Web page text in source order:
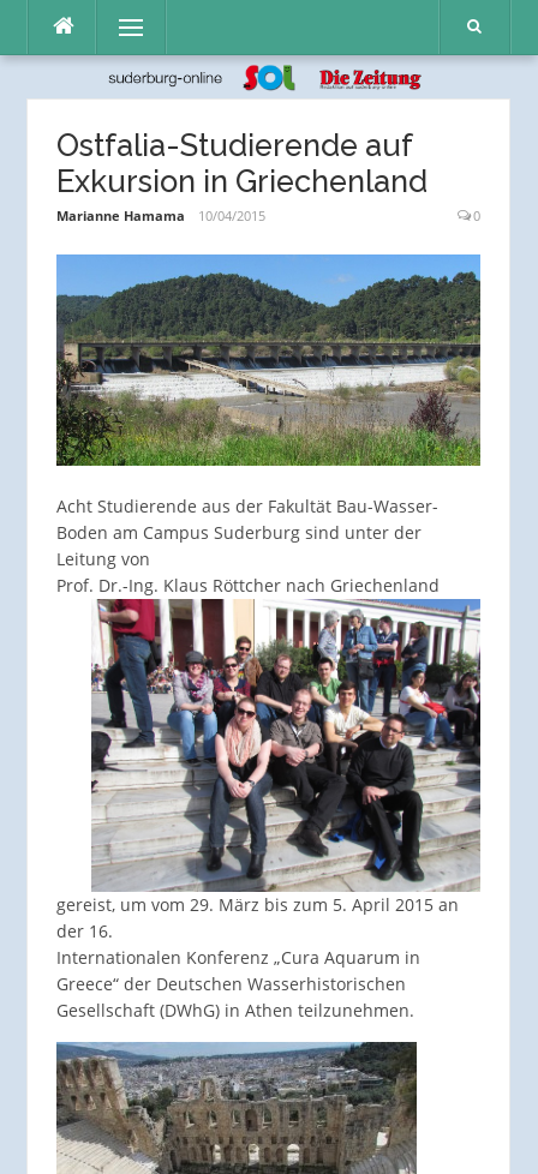
Inhalt
Menü
Ostfalia-Studierende auf
Exkursion in Griechenland
Marianne Hamama 10/04/2015 0
Acht Studierende aus der Fakultät Bau-Wasser-
Boden am Campus Suderburg sind unter der
Leitung von
Prof. Dr.-Ing. Klaus Röttcher nach Griechenland
gereist, um vom 29. März bis zum 5. April 2015 an
der 16.
Internationalen Konferenz „Cura Aquarum in
Greece“ der Deutschen Wasserhistorischen
Gesellschaft (DWhG) in Athen teilzunehmen.